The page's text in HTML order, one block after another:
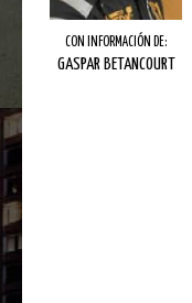
CON INFORMACIÓN DE:
GASPAR BETANCOURT